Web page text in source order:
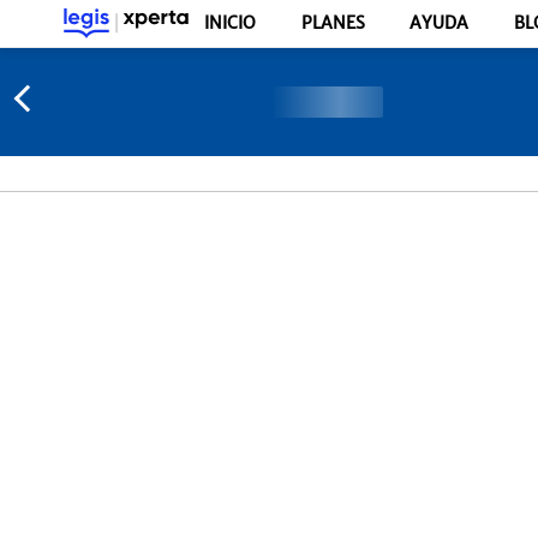
INICIO PLANES AYUDA